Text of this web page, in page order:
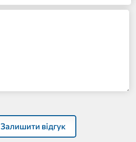
Залишити відгук